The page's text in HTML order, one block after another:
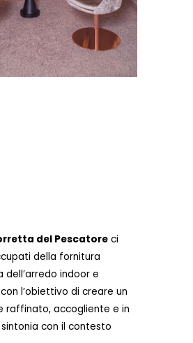
del Pescatore ci
della fornitura
dell’arredo indoor e
l’obiettivo di creare un
raffinato, accogliente e in
con il contesto